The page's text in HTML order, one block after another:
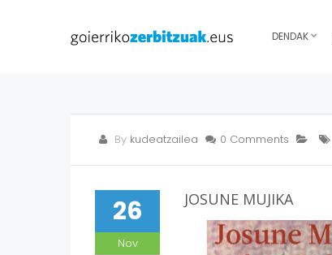
DENDAK
By kudeatzailea 0 Comments
26
Nov
JOSUNE MUJIKA